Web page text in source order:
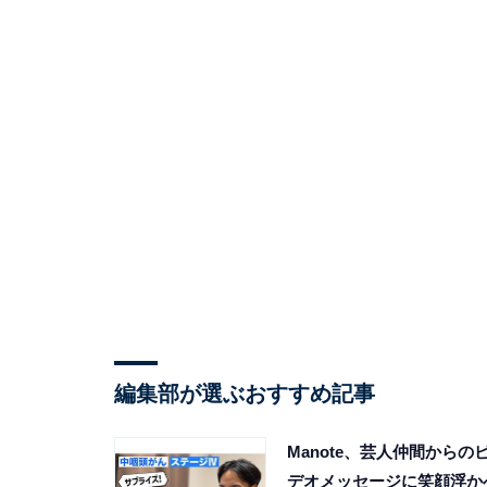
編集部が選ぶおすすめ記事
Manote、芸人仲間からの
デオメッセージに笑顔浮か